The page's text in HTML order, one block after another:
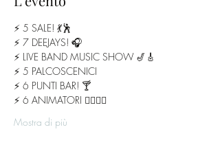
⚡️ 5 SALE! 💃🕺
⚡️ 7 DEEJAYS! 🎧
⚡️ LIVE BAND MUSIC SHOW 🎷🎸
⚡️ 5 PALCOSCENICI
⚡️ 6 PUNTI BAR! 🍸
⚡️ 6 ANIMATORI 🧛‍♂️🧟‍♀️
Mostra di più